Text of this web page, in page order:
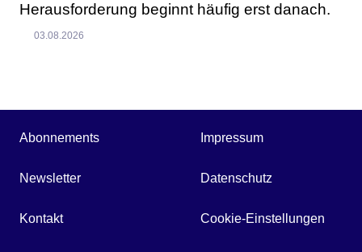
Herausforderung beginnt häufig erst danach.
03.08.2026
Abonnements
Newsletter
Kontakt
Impressum
Datenschutz
Cookie-Einstellungen